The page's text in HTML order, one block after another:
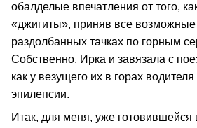
обалделые впечатления от того,
«джигиты», приняв все возможные
раздолбанных тачках по горным
Собственно, Ирка и завязала с
как у везущего их в горах
эпилепсии.
Итак, для меня, уже